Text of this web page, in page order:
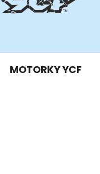
MOTORKY YCF